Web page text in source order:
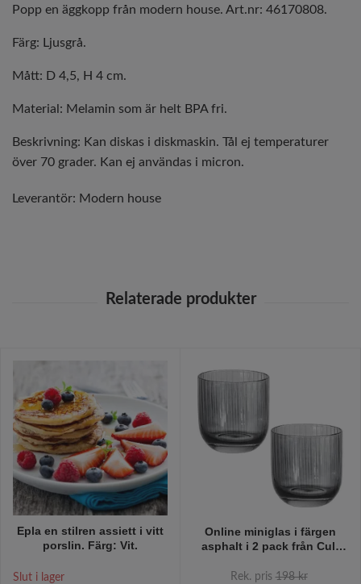
Popp en äggkopp från modern house. Art.nr: 46170808.
Färg: Ljusgrå.
Mått: D 4,5, H 4 cm.
Material: Melamin som är helt BPA fri.
Beskrivning: Kan diskas i diskmaskin. Tål ej temperaturer
över 70 grader. Kan ej användas i micron.
Leverantör: Modern house
Epla en stilren assiett i vitt
porslin. Färg: Vit.
Slut i lager
Online miniglas i färgen
asphalt i 2 pack från Cult
Rek. pris 198 kr